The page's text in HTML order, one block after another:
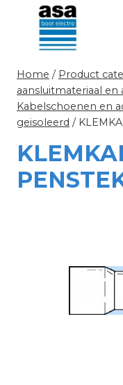
Doorgaan
inhoud
Home / Product
aansluitmateriaal en
Kabelschoenen en
geisoleerd /